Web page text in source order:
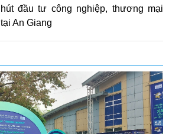
hút đầu tư công nghiệp, thương mại
tại An Giang